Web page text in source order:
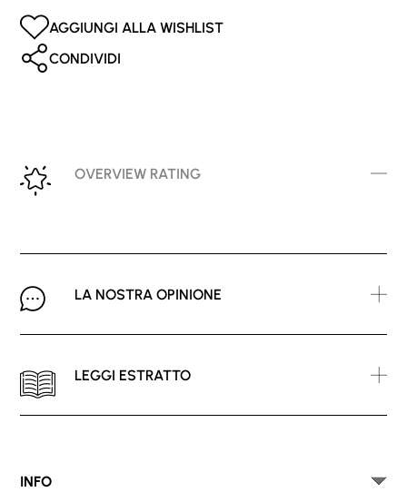
AGGIUNGI ALLA WISHLIST
CONDIVIDI
OVERVIEW RATING
LA NOSTRA OPINIONE
LEGGI ESTRATTO
INFO